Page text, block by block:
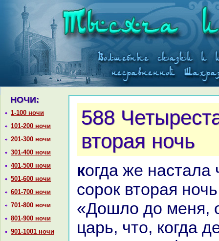
НОЧИ:
1-100 ночи
101-200 ночи
201-300 ночи
301-400 ночи
401-500 ночи
501-600 ночи
601-700 ночи
701-800 ночи
801-900 ночи
901-1001 ночи
588
втоpaя ночь
кoгда же нaстала четыреста
сорок втоpaя
«Дошло до меня,
царь, что, кoгда